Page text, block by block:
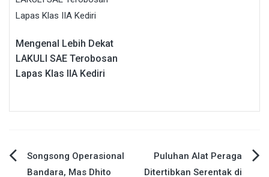
Mengenal Lebih Dekat
LAKULI SAE Terobosan
Lapas Klas IIA Kediri
Navigasi
Songsong Operasional
Bandara, Mas Dhito
Puluhan Alat Peraga
Ditertibkan Serentak di